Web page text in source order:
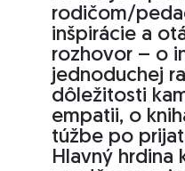
rodičom/
inšpirácie a
rozhovor – o
jednoduchej
dôležitosti
empatii, o
túžbe po
Hlavný hrdina